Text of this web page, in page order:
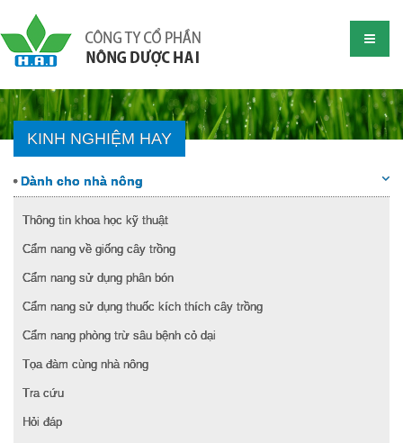
KINH NGHIỆM HAY
Dành cho nhà nông
Thông tin khoa học kỹ thuật
Cẩm nang về giống cây trồng
Cẩm nang sử dụng phân bón
Cẩm nang sử dụng thuốc kích thích cây trồng
Cẩm nang phòng trừ sâu bệnh cỏ dại
Tọa đàm cùng nhà nông
Tra cứu
Hỏi đáp